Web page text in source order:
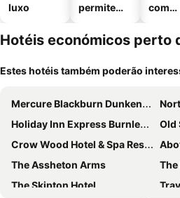
luxo
permitem
com
mento
Hotéis económicos perto
Estes hotéis também poderão
Mercure Blackburn Dunkenhalgh Hotel & Spa
Holiday Inn Express Burnley M65, Jct.10 By Ihg
Old
Crow Wood Hotel & Spa Resort
The Assheton Arms
The
The Skipton Hotel